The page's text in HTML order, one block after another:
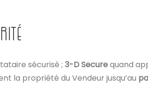
sécurisé ; 3-D Securequand
la propriété du Vendeur jusqu’au